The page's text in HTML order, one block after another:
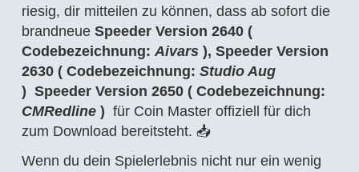
riesig, dir mitteilen zu können, dass ab sofort die
brandneue Speeder Version 2640 (
Codebezeichnung: Aivars ), Speeder Version
2630 ( Codebezeichnung: Studio Aug
) Speeder Version 2650 ( Codebezeichnung:
CMRedline ) für Coin Master offiziell für dich
zum Download bereitsteht. 📥
Wenn du dein Spielerlebnis nicht nur ein wenig